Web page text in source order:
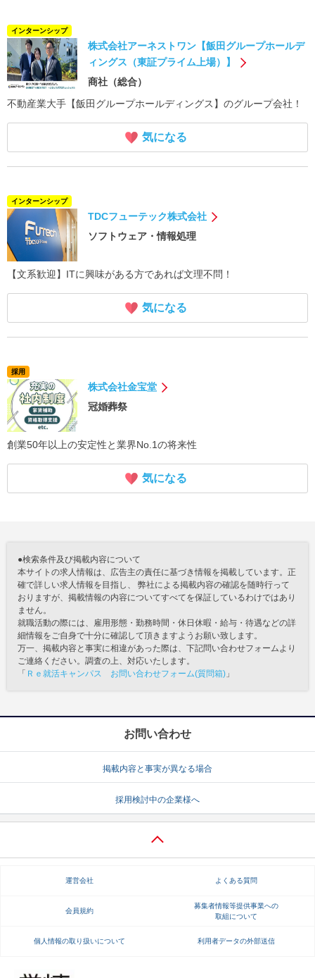
インターンシップ
株式会社アーネストワン【飯田グループホールデ
ィングス（東証プライム上場）】
商社（総合）
不動産業大手【飯田グループホールディングス】のグループ会社！
気になる
インターンシップ
TDCフューテック株式会社
ソフトウェア・情報処理
【文系歓迎】ITに興味がある方であれば文理不問！
気になる
採用
株式会社金宝堂
冠婚葬祭
創業50年以上の安定性と業界No.1の将来性
気になる
●検索条件及び掲載内容について
本サイトの求人情報は、広告主の責任に基づき情報を掲載しています。正
確で詳しい求人情報を目指し、 弊社による掲載内容の確認を随時行って
おりますが、掲載情報の内容についてすべてを保証しているわけではあり
ません。
就職活動の際には、雇用形態・勤務時間・休日休暇・給与・待遇などの詳
細情報をご自身で十分に確認して頂きますようお願い致します。
万一、掲載内容と事実に相違があった際は、下記問い合わせフォームより
ご連絡ください。調査の上、対応いたします。
「 Ｒｅ就活キャンパス お問い合わせフォーム(質問箱) 」
お問い合わせ
掲載内容と事実が異なる場合
採用検討中の企業様へ
運営会社 よくある質問
会員規約
募集者情報等提供事業への
取組について
個人情報の取り扱いについて 利用者データの外部送信